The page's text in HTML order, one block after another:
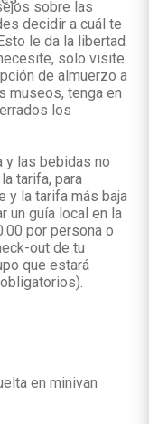
sobre las
decidir a cuál te
le da la libertad
solo visite
de almuerzo a
museos, tenga en
los
y las bebidas no
tarifa, para
y la tarifa más baja
un guía local en la
por persona o
out de tu
que estará
en minivan